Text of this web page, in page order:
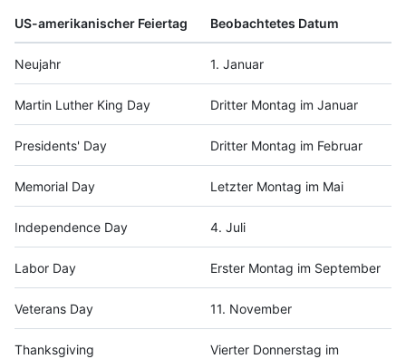
US-amerikanischer Feiertag Beobachtetes Datum
Neujahr 1. Januar
Martin Luther King Day Dritter Montag im Januar
Presidents' Day Dritter Montag im Februar
Memorial Day Letzter Montag im Mai
Independence Day 4. Juli
Labor Day Erster Montag im September
Veterans Day 11. November
Thanksgiving
Vierter Donnerstag im